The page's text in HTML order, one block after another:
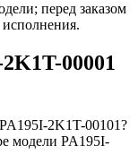
перед заказом
00001
2K1T-00101?
модели PA195I-